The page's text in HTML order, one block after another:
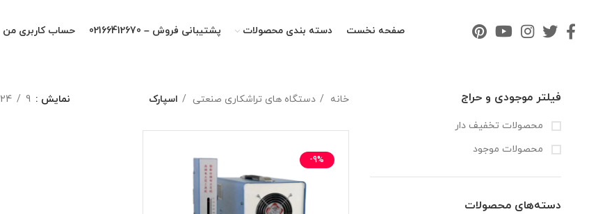
صفحه نخست دسته بندی محصولات پشتیبانی فروش – 02166412670 حساب کاربری من
فیلتر موجودی و حراج
محصولات تخفیف دار
محصولات موجود
دسته‌های محصولات
خانه دستگاه های تراشکاری صنعتی اسپارک نمایش 9
24
-9%